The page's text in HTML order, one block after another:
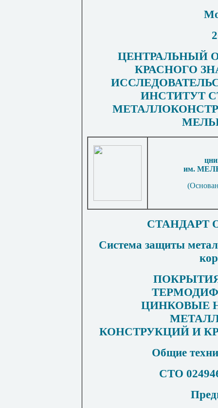
ЦЕНТРАЛЬНЫЙ
КРАСНОГО
ИНСТИТУТ
им.
(О
СТАНДАРТ
Система защиты
ЦИНКОВЫЕ
КОНСТРУКЦИЙ И
Общие
СТО